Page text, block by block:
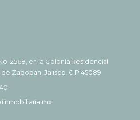
2568, en la Colonia Residencial
Zapopan, Jalisco. C.P 45089